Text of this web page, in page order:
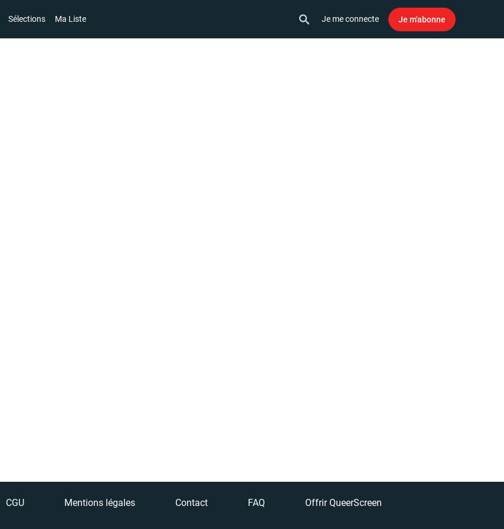
Sélections Ma Liste Je me connecte Je m'abonne
CGU Mentions légales Contact FAQ Offrir QueerScreen